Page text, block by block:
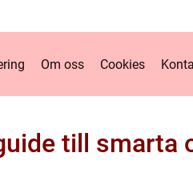
Om oss Cookies
till